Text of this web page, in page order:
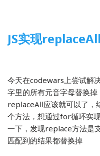
JS实现replaceAll
今天在codewars上尝试解
字里的所有元音字母替换
replaceAll应该就可以了，
个方法，想通过for循环实
一下，发现replace方法是
匹配到的结果都替换掉